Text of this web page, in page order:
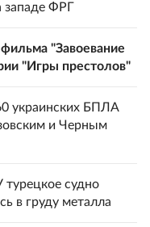
западе ФРГ
"Завоевание
"Игры престолов"
украинских БПЛА
и Черным
турецкое судно
в груду металла